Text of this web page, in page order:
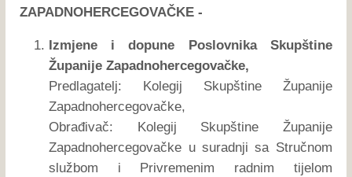
ZAPADNOHERCEGOVAČKE -
Izmjene i dopune Poslovnika Skupštine
Županije Zapadnohercegovačke,
Predlagatelj: Kolegij Skupštine Županije
Zapadnohercegovačke,
Obrađivač: Kolegij Skupštine Županije
Zapadnohercegovačke u suradnji sa Stručnom
službom i Privremenim radnim tijelom